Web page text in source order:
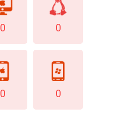
0 0
0 0